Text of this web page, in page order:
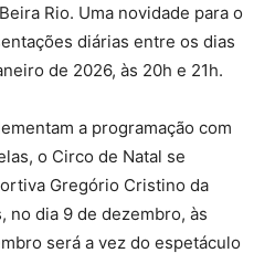
Rio. Uma novidade para o
diárias entre os dias
de 2026, às 20h e 21h.
a programação com
o Circo de Natal se
Gregório Cristino da
no dia 9 de dezembro, às
será a vez do espetáculo